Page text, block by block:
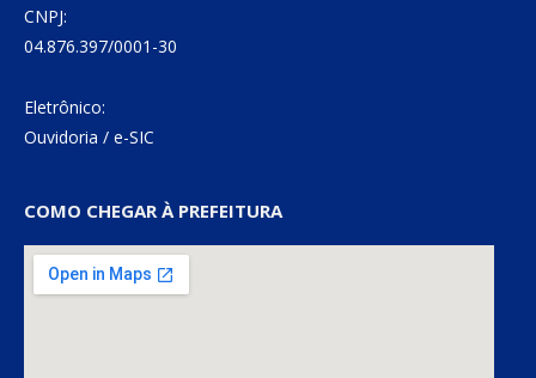
CNPJ:
04.876.397/0001-30
Eletrônico:
Ouvidoria / e-SIC
COMO CHEGAR À PREFEITURA